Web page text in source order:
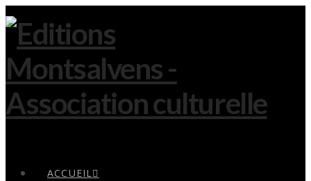
ACCUEIL